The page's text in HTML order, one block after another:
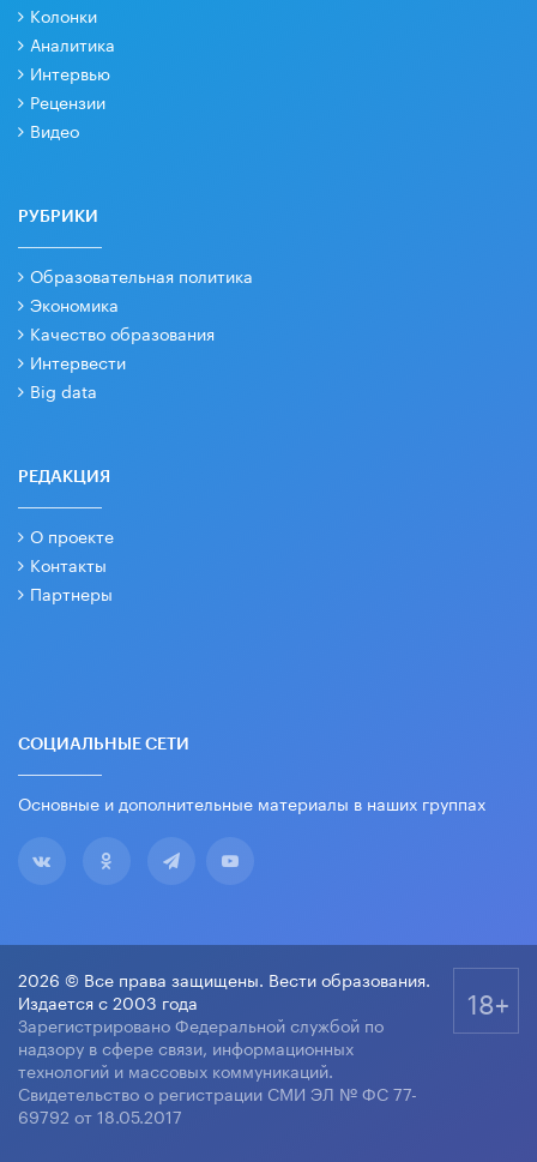
Колонки
Аналитика
Интервью
Рецензии
Видео
РУБРИКИ
Образовательная политика
Экономика
Качество образования
Интервести
Big data
РЕДАКЦИЯ
О проекте
Контакты
Партнеры
СОЦИАЛЬНЫЕ СЕТИ
Основные и дополнительные материалы в наших группах
2026 © Все права защищены. Вести образования.
Издается с 2003 года
Зарегистрировано Федеральной службой по
надзору в сфере связи, информационных
технологий и массовых коммуникаций.
Свидетельство о регистрации СМИ ЭЛ № ФС 77-
69792 от 18.05.2017
18+